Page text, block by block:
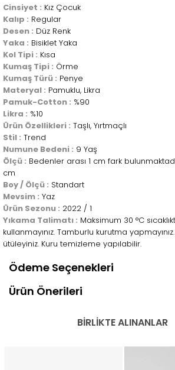
Cinsiyet : Kız Çocuk
Kalıp : Regular
Desen : Düz Renk
Yaka : Bisiklet Yaka
Kol Tipi : Kısa
Kumaş Tipi : Örme
Kumaş Türü : Penye
Materyal : Pamuklu, Likra
Pamuk-Cotton : %90
Likra : %10
Ürün Özellikleri : Taşlı, Yırtmaçlı
Stil : Trend
Numune Bedeni : 9 Yaş
Ölçü : Bedenler arası 1 cm fark
cm
Boy / Ölçü : Standart
Mevsim : Yaz
Ürün Sezonu : 2022 / 1
Yıkama Talimatı : Maksimum 30 °C
kullanmayınız. Tamburlu kurutma
ütüleyiniz. Kuru temizleme yapılabilir.
Ödeme Seçenekleri
Ürün Önerileri